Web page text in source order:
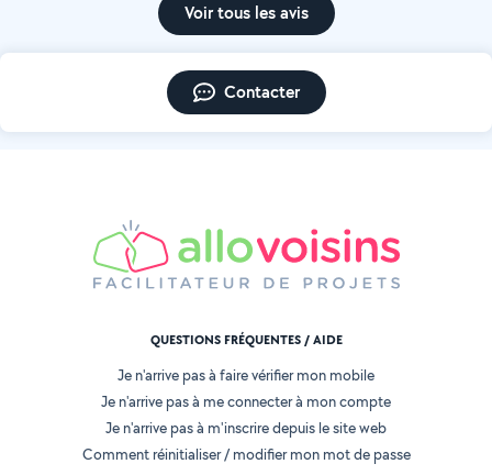
Voir tous les avis
Contacter
QUESTIONS FRÉQUENTES / AIDE
Je n'arrive pas à faire vérifier mon mobile
Je n'arrive pas à me connecter à mon compte
Je n'arrive pas à m'inscrire depuis le site web
Comment réinitialiser / modifier mon mot de passe